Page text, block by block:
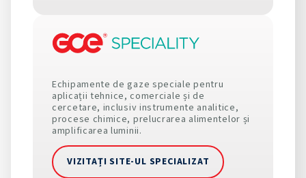
Echipamente de gaze speciale pentru
aplicații tehnice, comerciale și de
cercetare, inclusiv instrumente analitice,
procese chimice, prelucrarea alimentelor și
amplificarea luminii.
VIZITAȚI SITE-UL SPECIALIZAT